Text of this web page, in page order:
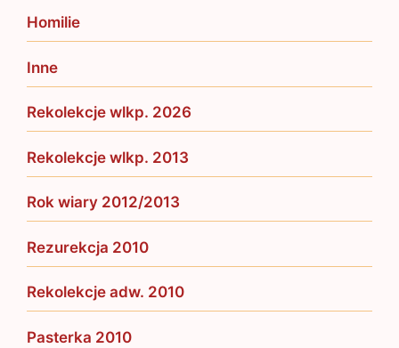
Homilie
Inne
Rekolekcje wlkp. 2026
Rekolekcje wlkp. 2013
Rok wiary 2012/2013
Rezurekcja 2010
Rekolekcje adw. 2010
Pasterka 2010